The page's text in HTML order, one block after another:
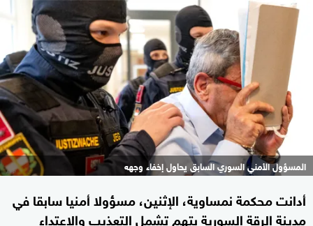
المسؤول الأمني السوري السابق يحاول إخفاء وجهه
أدانت محكمة نمساوية، الإثنين، مسؤولا ​أمنيا سابقا في
مدينة الرقة السورية بتهم تشمل التعذيب والاعتداء